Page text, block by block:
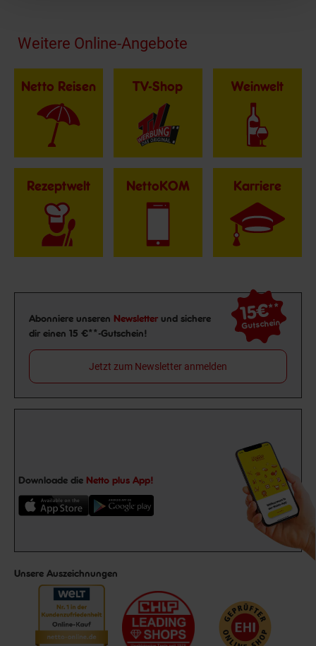
Fußzeile
Weitere Online-Angebote
Netto Reisen TV-Shop Weinwelt
Rezeptwelt NettoKOM Karriere
Newsletter Anmeldung
Abonniere unseren Newsletter und sichere
dir einen 15 €**-Gutschein!
15€**
Gutschein
Jetzt zum Newsletter anmelden
Downloade die Netto plus App!
Unsere Auszeichnungen